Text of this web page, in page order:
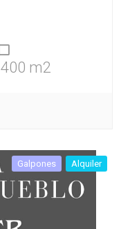
400 m2
Galpones Alquiler